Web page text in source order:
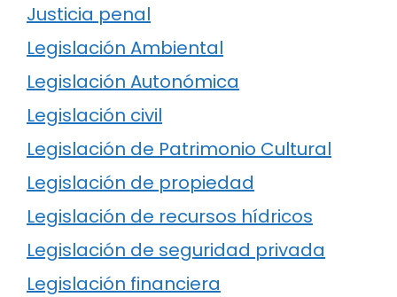
Justicia penal
Legislación Ambiental
Legislación Autonómica
Legislación civil
Legislación de Patrimonio Cultural
Legislación de propiedad
Legislación de recursos hídricos
Legislación de seguridad privada
Legislación financiera